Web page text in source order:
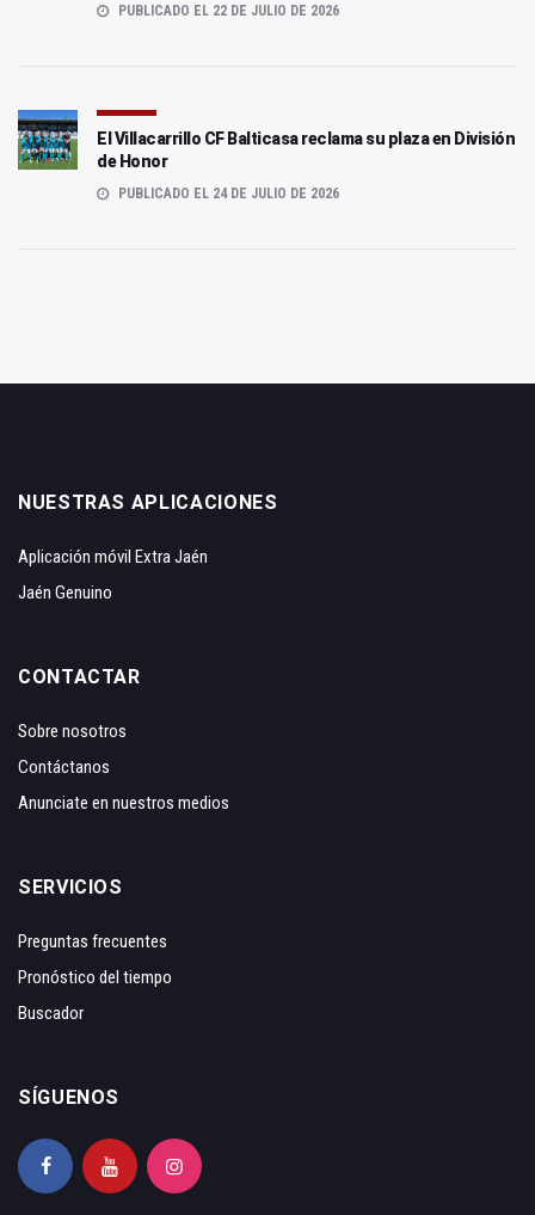
PUBLICADO EL 22 DE JULIO DE 2026
El Villacarrillo CF Balticasa reclama su plaza en División
de Honor
PUBLICADO EL 24 DE JULIO DE 2026
NUESTRAS APLICACIONES
Aplicación móvil Extra Jaén
Jaén Genuino
CONTACTAR
Sobre nosotros
Contáctanos
Anunciate en nuestros medios
SERVICIOS
Preguntas frecuentes
Pronóstico del tiempo
Buscador
SÍGUENOS